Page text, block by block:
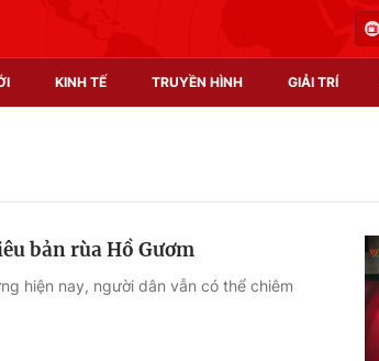
KINH TẾ TRUYỀN HÌNH GIẢI TRÍ
bản rùa Hồ Gươm
hiện nay, người dân vẫn có thể chiêm